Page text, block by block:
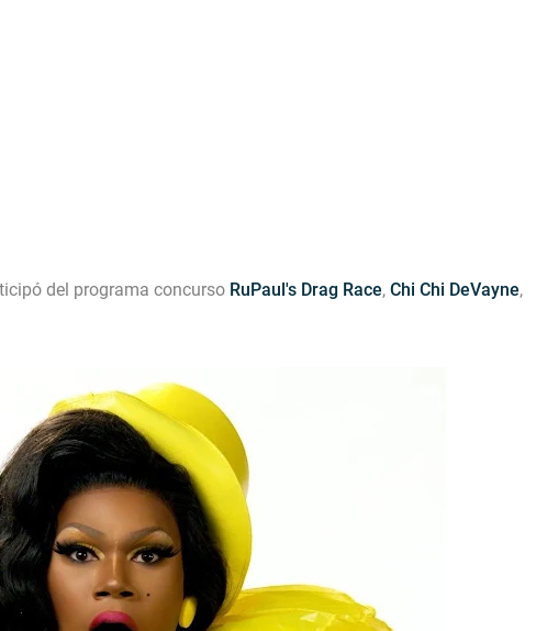
del programa concurso RuPaul's Drag Race, Chi Chi DeVayne,